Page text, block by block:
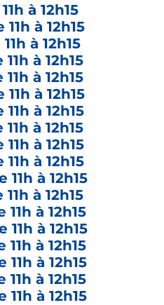
à 12h15
à 12h15
à 12h15
à 12h15
à 12h15
à 12h15
à 12h15
à 12h15
à 12h15
à 12h15
à 12h15
à 12h15
à 12h15
à 12h15
à 12h15
à 12h15
à 12h15
à 12h15